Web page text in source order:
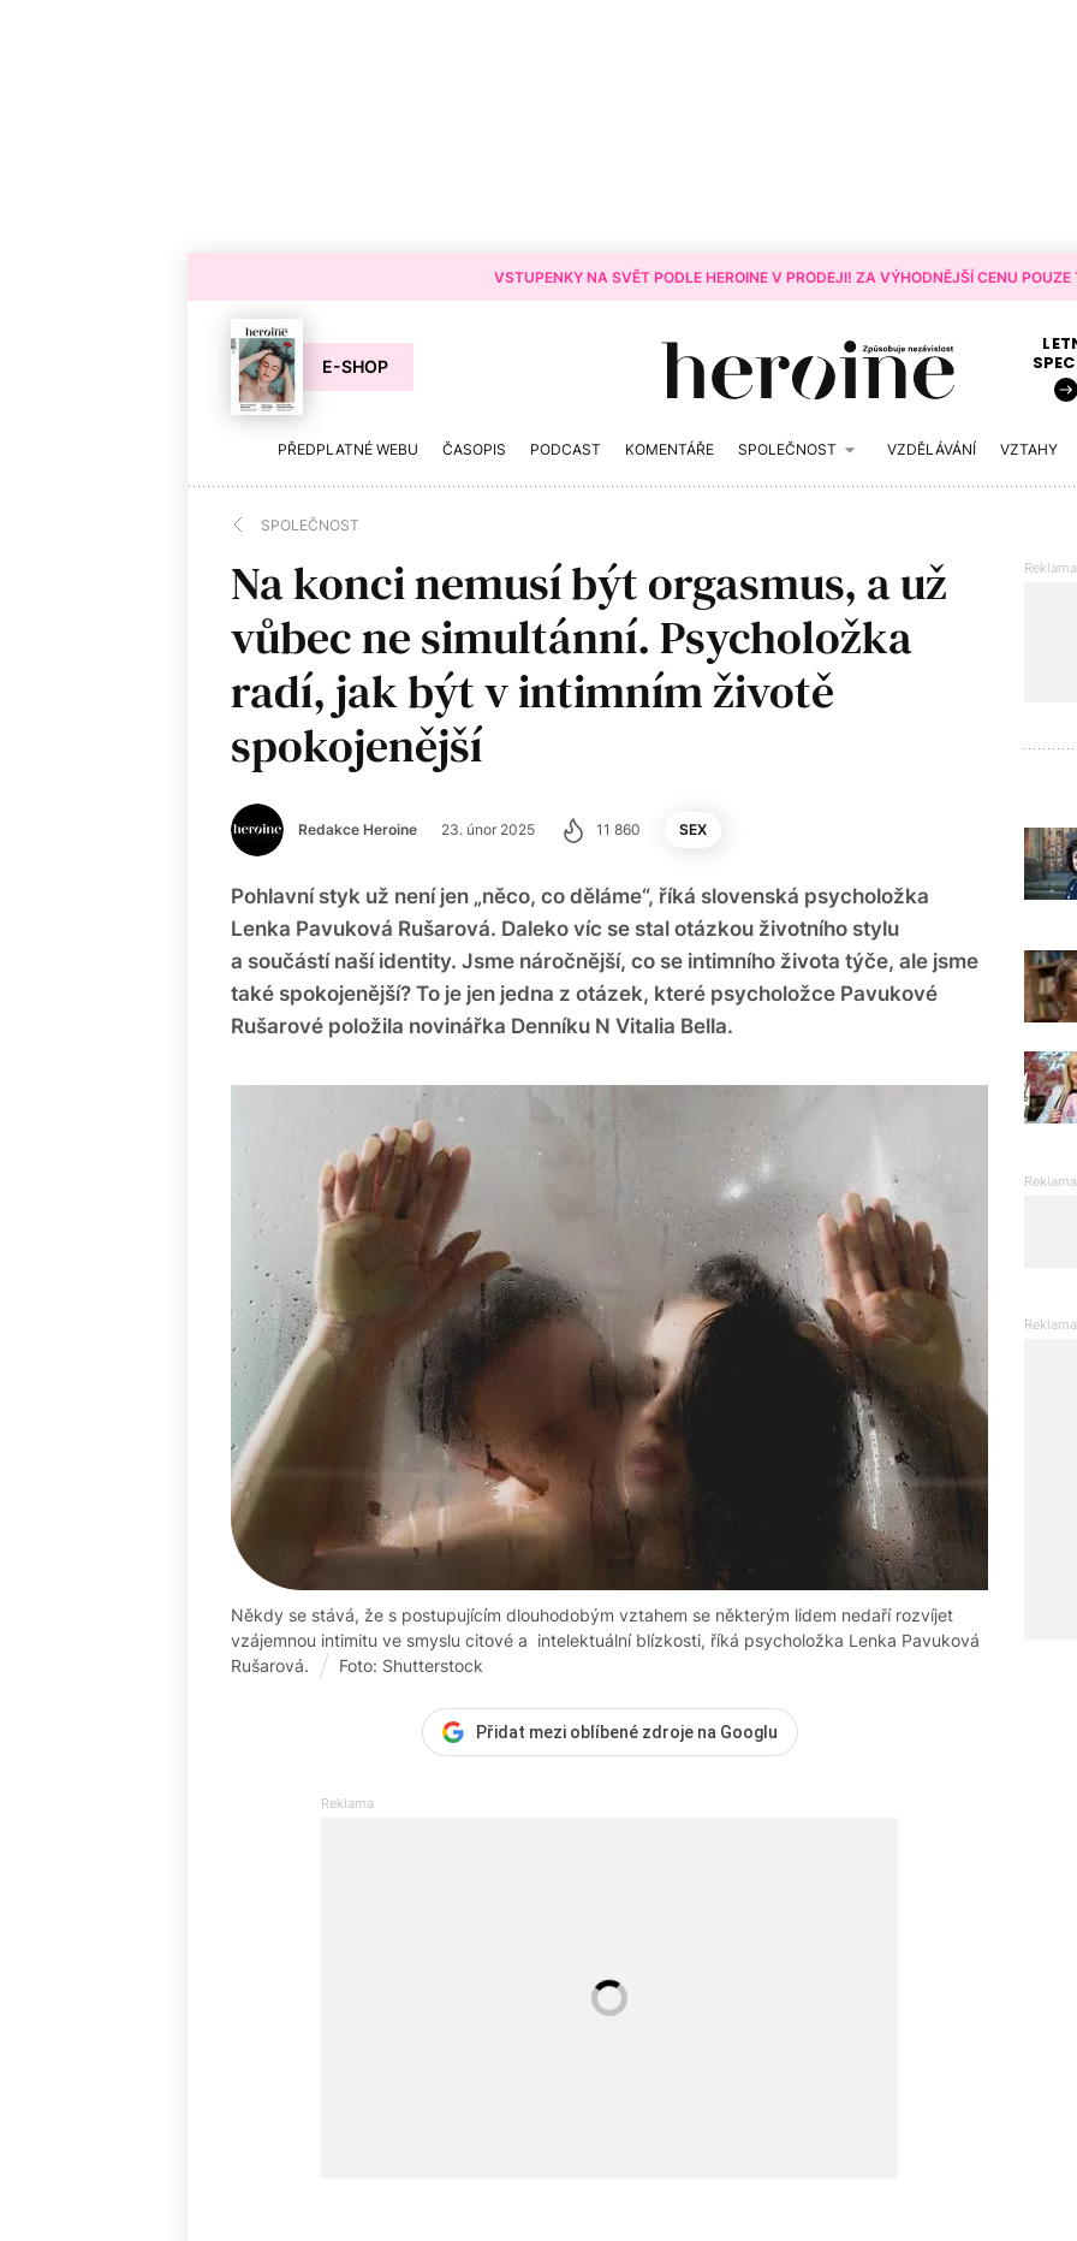
VSTUPENKY NA SVĚT PODLE HEROINE V PRODEJI! ZA VÝHODNĚJŠÍ CENU
E-SHOP
PŘEDPLATNÉ WEBU ČASOPIS PODCAST KOMENTÁŘE SPOLEČNOST VZDĚLÁVÁNÍ VZTAHY
SPOLEČNOST
Na konci nemusí být orgasmus, a už
vůbec ne simultánní. Psycholožka
radí, jak být v intimním životě
spokojenější
Redakce Heroine 23. únor 2025 11 860 SEX
Pohlavní styk už není jen „něco, co děláme“, říká slovenská psycholožka
Lenka Pavuková Rušarová. Daleko víc se stal otázkou životního stylu
a součástí naší identity. Jsme náročnější, co se intimního života týče, ale jsme
také spokojenější? To je jen jedna z otázek, které psycholožce Pavukové
Rušarové položila novinářka Denníku N Vitalia Bella.
Někdy se stává, že s postupujícím dlouhodobým vztahem se některým lidem nedaří rozvíjet
vzájemnou intimitu ve smyslu citové a intelektuální blízkosti, říká psycholožka Lenka Pavuková
Rušarová.
Foto: Shutterstock
Přidat mezi oblíbené zdroje na Googlu